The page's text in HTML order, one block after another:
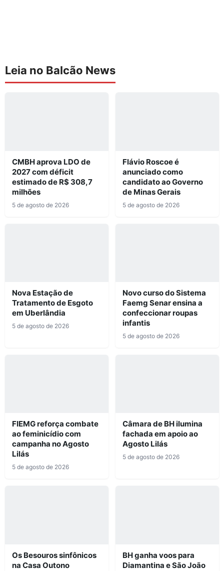
Leia no Balcão News
CMBH aprova LDO de
2027 com déficit
estimado de R$ 308,7
milhões
5 de agosto de 2026
Flávio Roscoe é
anunciado como
candidato ao Governo
de Minas Gerais
5 de agosto de 2026
Nova Estação de
Tratamento de Esgoto
em Uberlândia
5 de agosto de 2026
Novo curso do Sistema
Faemg Senar ensina a
confeccionar roupas
infantis
5 de agosto de 2026
FIEMG reforça combate
ao feminicídio com
campanha no Agosto
Lilás
5 de agosto de 2026
Câmara de BH ilumina
fachada em apoio ao
Agosto Lilás
5 de agosto de 2026
Os Besouros sinfônicos
na Casa Outono
BH ganha voos para
Diamantina e São João